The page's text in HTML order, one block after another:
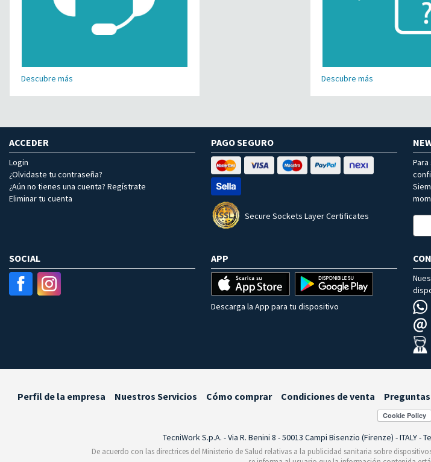
Descubre más Descubre más
ACCEDER
Login
¿Olvidaste tu contraseña?
¿Aún no tienes una cuenta? Regístrate
Eliminar tu cuenta
PAGO SEGURO
Secure Sockets Layer Certificates
SOCIAL APP
Descarga la App para tu dispositivo
Perfil de la empresa Nuestros Servicios Cómo comprar Condiciones de venta
TecniWork S.p.A. - Via R. Benini 8 - 50013 Campi Bisenzio (Firenze) - ITALY -
De acuerdo con las directrices del Ministerio de Salud relativas a la publicidad sanitaria sobre